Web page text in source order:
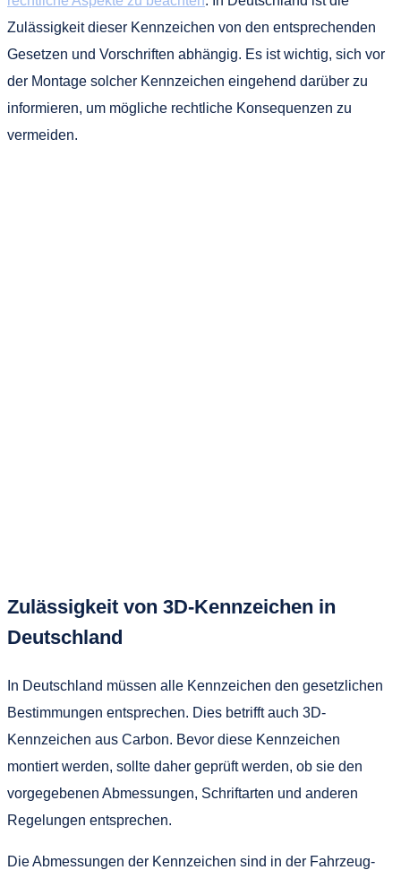
Zulässigkeit dieser Kennzeichen von den entsprechenden
Gesetzen und Vorschriften abhängig. Es ist wichtig, sich vor
der Montage solcher Kennzeichen eingehend darüber zu
informieren, um mögliche rechtliche Konsequenzen zu
vermeiden.
Zulässigkeit von 3D-Kennzeichen in
Deutschland
In Deutschland müssen alle Kennzeichen den gesetzlichen
Bestimmungen entsprechen. Dies betrifft auch 3D-
Kennzeichen aus Carbon. Bevor diese Kennzeichen
montiert werden, sollte daher geprüft werden, ob sie den
vorgegebenen Abmessungen, Schriftarten und anderen
Regelungen entsprechen.
Die Abmessungen der Kennzeichen sind in der Fahrzeug-